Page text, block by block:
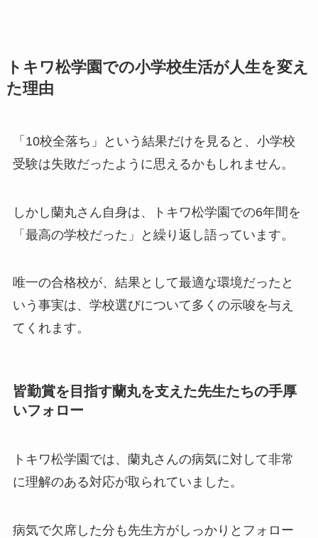
トキワ松学園での小学校生活が人生を変え
た理由
「10校全落ち」という結果だけを見ると、小学校
受験は失敗だったように思えるかもしれません。
しかし蘭丸さん自身は、トキワ松学園での6年間を
「最高の学校だった」と繰り返し語っています。
唯一の合格校が、結果として最適な環境だったと
いう事実は、学校選びについて多くの示唆を与え
てくれます。
皆勤賞を目指す蘭丸を支えた先生たちの手厚
いフォロー
トキワ松学園では、蘭丸さんの病気に対して非常
に理解のある対応が取られていました。
病気で欠席した分も先生方がしっかりとフォロー